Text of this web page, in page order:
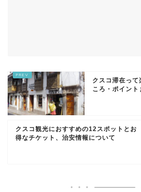
クスコ滞在っ
ころ・ポイント
クスコ観光におすすめの12スポットとお
得なチケット、治安情報について